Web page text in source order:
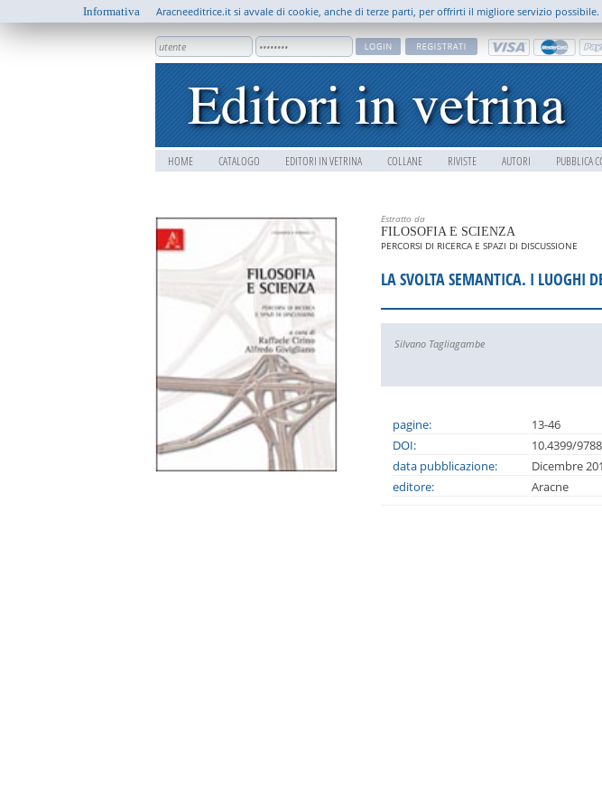
HOME CATALOGO EDITORI IN VETRINA COLLANE RIVISTE AUTORI PUBBLICA
Informativa Aracneeditrice.it si avvale di cookie, anche di terze parti, per offrirti il migliore servizio
Estratto da
FILOSOFIA E SCIENZA
PERCORSI DI RICERCA E SPAZI DI DISCUSSIONE
LA SVOLTA SEMANTICA. I LUOGHI
Silvano Tagliagambe
pagine:
13-46
DOI:
10.4399/
data pubblicazione:
Dicembre
editore:
Aracne